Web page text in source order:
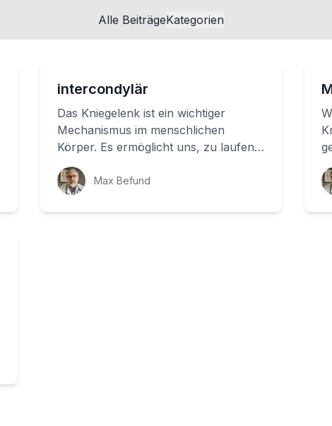
Alle BeiträgeKategorien
intercondylär
Das Kniegelenk ist ein wichtiger
Mechanismus im menschlichen
Körper. Es ermöglicht uns, zu laufen,
zu springen oder einfach nur zu
sitzen. Aber wie fu...
Max Befund